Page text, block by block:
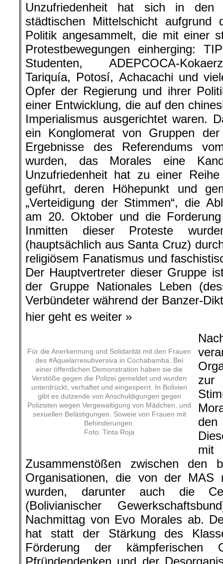
Unzufriedenheit hat sich in den
städtischen Mittelschicht
Politik angesammelt, die mit einer
Protestbewegungen einherging:
Studenten, ADEPCOCA-
Tariquía, Potosí, Achacachi und
Opfer der Regierung und ihrer
einer Entwicklung, die auf den
Imperialismus ausgerichtet waren.
ein Konglomerat von Gruppen
Ergebnisse des Referendums
wurden, das Morales eine
Unzufriedenheit hat zu einer
geführt, deren Höhepunkt und
„Verteidigung der Stimmen“, die
am 20. Oktober und die
Inmitten dieser Proteste
(hauptsächlich aus Santa Cruz)
religiösem Fanatismus und
Der Hauptvertreter dieser Gruppe
der Gruppe Nationales Leben
Verbündeter während der Banzer-
hier geht es weiter »
Für die Anerkennung und Solidarität mit den Frauen
des #Aquelarresubversiva in Cochabamba. Bei
einer öffentlichen Demonstration haben sie die
Verstöße gegen die Polizei gemeldet und wurden
unterdrückt, verhaftet und eingesperrt. In Bolivien
gibt es dutzende von Anschuldigungen gegen
Polizisten wegen Vergewaltigung von Mädchen, und
sexuellen Belästigungen. Soweie von Frauen mit
Behinderungen.
Foto: Tinta Roja
Zusammenstößen zwischen den
Organisationen, die von der MAS
wurden, darunter auch die
(Bolivianischer
Nachmittag von Evo Morales ab.
hat statt der Stärkung des
Förderung der kämpferischen
Pfründendenken und der